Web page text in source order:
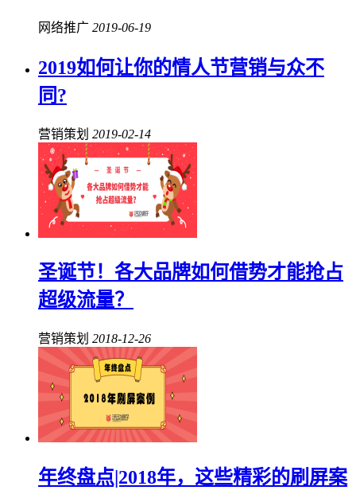
网络推广 2019-06-19
2019如何让你的情人节营销与众不
同?
营销策划 2019-02-14
圣诞节！各大品牌如何借势才能抢占
超级流量？
营销策划 2018-12-26
年终盘点|2018年，这些精彩的刷屏案